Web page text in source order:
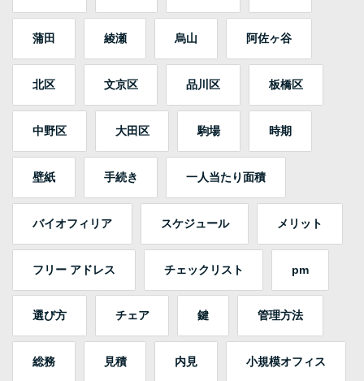
蒲田 綾瀬 烏山 阿佐ヶ谷
北区 文京区 品川区 板橋区
中野区 大田区 駒場 時期
壁紙 手続き 一人当たり面積
バイオフィリア スケジュール メリット
フリー アドレス チェックリスト pm
選び方 チェア 鍵 管理方法
総務 見積 内見 小規模オフィス